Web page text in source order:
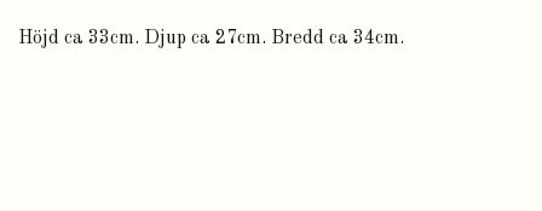
Höjd ca 33cm. Djup ca 27cm. Bredd ca 34cm.